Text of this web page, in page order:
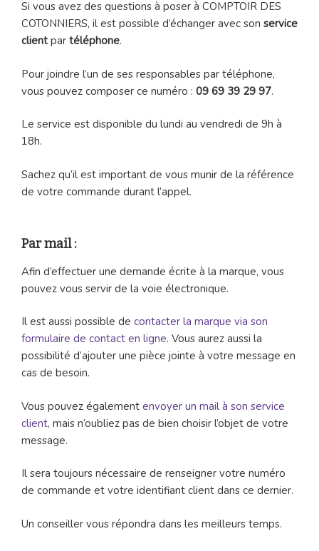
Si vous avez des questions à poser à COMPTOIR DES
COTONNIERS, il est possible d’échanger avec son service
clientpar téléphone.
Pour joindre l’un de ses responsables par téléphone,
vous pouvez composer ce numéro : 09 69 39 29 97.
Le service est disponible du lundi au vendredi de 9h à
18h.
Sachez qu’il est important de vous munir de la référence
de votre commande durant l’appel.
Par mail :
Afin d’effectuer une demande écrite à la marque, vous
pouvez vous servir de la voie électronique.
Il est aussi possible de contacter la marque via son
formulaire de contact en ligne. Vous aurez aussi la
possibilité d’ajouter une pièce jointe à votre message en
cas de besoin.
Vous pouvez également envoyer un mail à son service
client, mais n’oubliez pas de bien choisir l’objet de votre
message.
Il sera toujours nécessaire de renseigner votre numéro
de commande et votre identifiant client dans ce dernier.
Un conseiller vous répondra dans les meilleurs temps.